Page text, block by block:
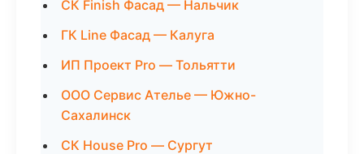
СК Finish Фасад — Нальчик
ГК Line Фасад — Калуга
ИП Проект Pro — Тольятти
ООО Сервис Ателье — Южно-
Сахалинск
СК House Pro — Сургут